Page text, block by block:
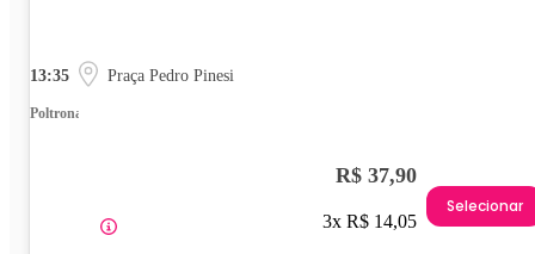
13:35 Praça Pedro Pinesi
Poltrona
R$ 37,90
3x R$ 14,05
Selecionar